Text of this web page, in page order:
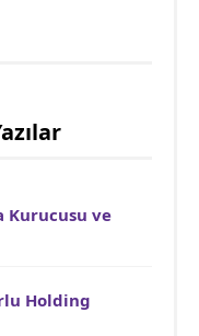
Kurucusu ve
Holding